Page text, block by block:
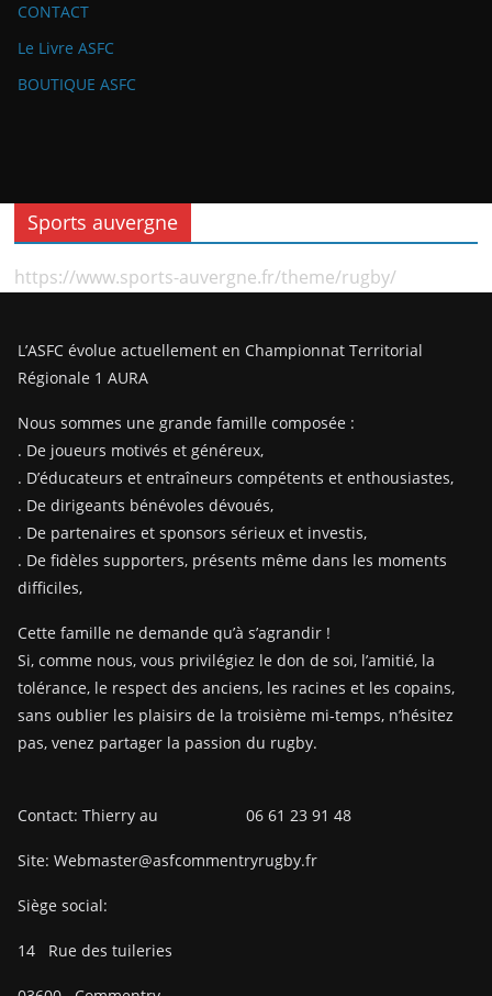
CONTACT
Le Livre ASFC
BOUTIQUE ASFC
Sports auvergne
https://www.sports-auvergne.fr/theme/rugby/
L’ASFC évolue actuellement en Championnat Territorial
Régionale 1 AURA
Nous sommes une grande famille composée :
. De joueurs motivés et généreux,
. D’éducateurs et entraîneurs compétents et enthousiastes,
. De dirigeants bénévoles dévoués,
. De partenaires et sponsors sérieux et investis,
. De fidèles supporters, présents même dans les moments
difficiles,
Cette famille ne demande qu’à s’agrandir !
Si, comme nous, vous privilégiez le don de soi, l’amitié, la
tolérance, le respect des anciens, les racines et les copains,
sans oublier les plaisirs de la troisième mi-temps, n’hésitez
pas, venez partager la passion du rugby.
Contact: Thierry au 06 61 23 91 48
Site: Webmaster@asfcommentryrugby.fr
Siège social:
14 Rue des tuileries